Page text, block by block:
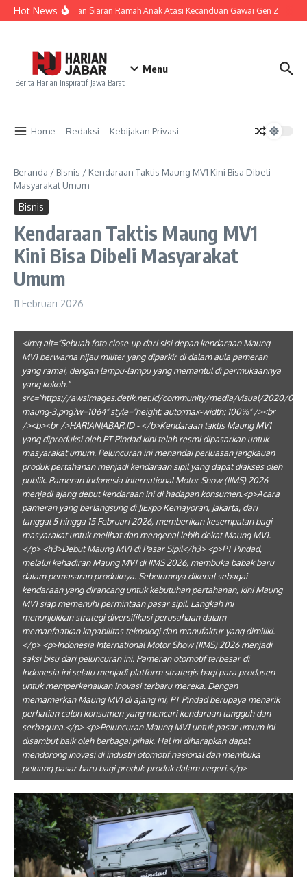
Lewati ke konten
Hot News
KPID Jabar Galakkan Siaran Ramah Anak Atasi Kecanduan Gawai Gen Z
Berita Harian Inspiratif Jawa Barat
Menu
Home Redaksi Kebijakan Privasi
Beranda / Bisnis / Kendaraan Taktis Maung MV1 Kini Bisa Dibeli
Masyarakat Umum
Bisnis
Kendaraan Taktis Maung MV1
Kini Bisa Dibeli Masyarakat
Umum
11 Februari 2026
<img alt="Sebuah foto close-up dari sisi depan kendaraan Maung
MV1 berwarna hijau militer yang diparkir di dalam aula pameran
yang ramai, dengan lampu-lampu yang memantul di permukaannya
yang kokoh."
src="https://awsimages.detik.net.id/community/media/visual/2020/07/
maung-3.png?w=1064" style="height: auto;max-width: 100%" /><br
/><b><br />HARIANJABAR.ID - </b>Kendaraan taktis Maung MV1
yang diproduksi oleh PT Pindad kini telah resmi dipasarkan untuk
masyarakat umum. Peluncuran ini menandai perluasan jangkauan
produk pertahanan menjadi kendaraan sipil yang dapat diakses oleh
publik. Pameran Indonesia International Motor Show (IIMS) 2026
menjadi ajang debut kendaraan ini di hadapan konsumen.<p>Acara
pameran yang berlangsung di JIExpo Kemayoran, Jakarta, dari
tanggal 5 hingga 15 Februari 2026, memberikan kesempatan bagi
masyarakat untuk melihat dan mengenal lebih dekat Maung MV1.
</p> <h3>Debut Maung MV1 di Pasar Sipil</h3> <p>PT Pindad,
melalui kehadiran Maung MV1 di IIMS 2026, membuka babak baru
dalam pemasaran produknya. Sebelumnya dikenal sebagai
kendaraan yang dirancang untuk kebutuhan pertahanan, kini Maung
MV1 siap memenuhi permintaan pasar sipil. Langkah ini
menunjukkan strategi diversifikasi perusahaan dalam
memanfaatkan kapabilitas teknologi dan manufaktur yang dimiliki.
</p> <p>Indonesia International Motor Show (IIMS) 2026 menjadi
saksi bisu dari peluncuran ini. Pameran otomotif terbesar di
Indonesia ini selalu menjadi platform strategis bagi para produsen
untuk memperkenalkan inovasi terbaru mereka. Dengan
memamerkan Maung MV1 di ajang ini, PT Pindad berupaya menarik
perhatian calon konsumen yang mencari kendaraan tangguh dan
serbaguna.</p> <p>Peluncuran Maung MV1 untuk pasar umum ini
disambut baik oleh berbagai pihak. Hal ini diharapkan dapat
mendorong inovasi di industri otomotif nasional dan membuka
peluang pasar baru bagi produk-produk dalam negeri.</p>